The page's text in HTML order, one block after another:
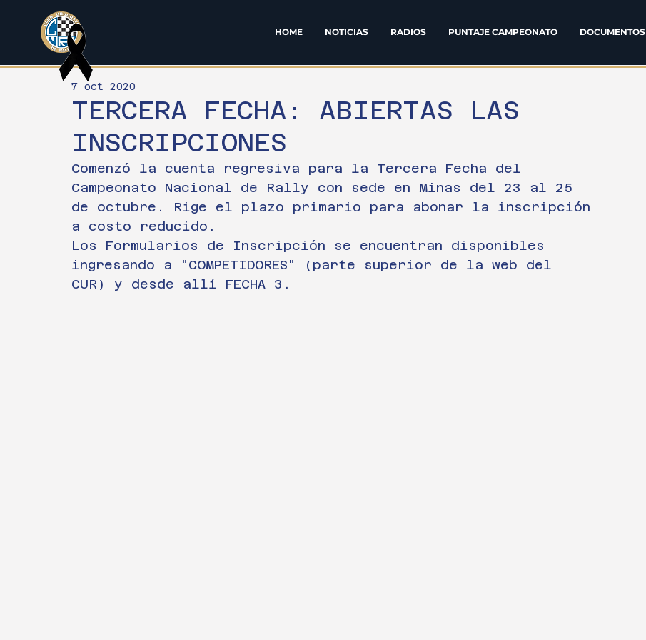
HOME NOTICIAS RADIOS PUNTAJE CAMPEONATO DOCUMENTOS
TERCERA FECHA: ABIERTAS LAS
INSCRIPCIONES
7 oct 2020
Comenzó la cuenta regresiva para la Tercera Fecha del
Campeonato Nacional de Rally con sede en Minas del 23 al 25
de octubre. Rige el plazo primario para abonar la inscripción
a costo reducido.
Los Formularios de Inscripción se encuentran disponibles
ingresando a "COMPETIDORES" (parte superior de la web del
CUR) y desde allí FECHA 3.